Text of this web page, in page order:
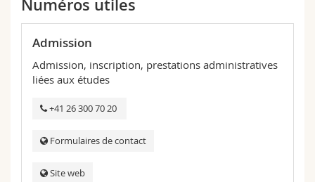
Sciences et médecine
Interfacultaire
Collaborateurs
Doctorants
Webmail
Programme des cours
MyUnifr
Numéros utiles
Admission
Admission, inscription, prestations administratives
liées aux études
+41 26 300 70 20
Formulaires de contact
Site web